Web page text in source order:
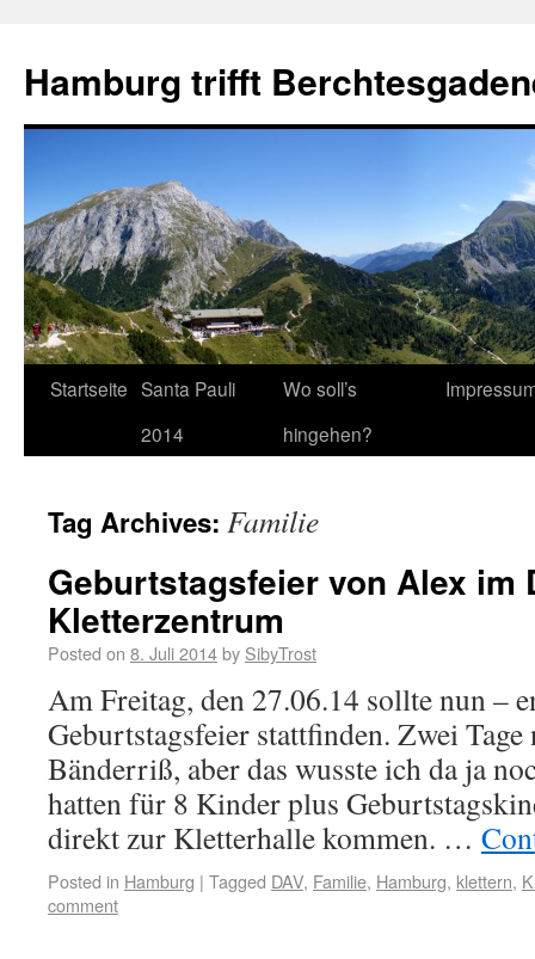
Hamburg trifft
Startseite Santa Pauli
2014
Wo soll’s
hingehen?
Tag Archives: Familie
Geburtstagsfeier von Alex im
Kletterzentrum
Posted on 8. Juli 2014by SibyTrost
Am Freitag, den 27.06.14 sollte nun –
Geburtstagsfeier stattfinden. Zwei Tage
Bänderriß, aber das wusste ich da ja
hatten für 8 Kinder plus
direkt zur Kletterhalle kommen. …
Posted in Hamburg | Tagged DAV, Familie, Hamburg, klettern,
comment